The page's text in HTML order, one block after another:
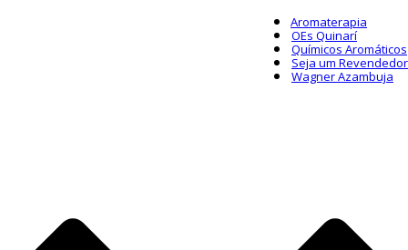
Aromaterapia
OEs Quinarí
Químicos Aromáticos
Seja um Revendedor
Wagner Azambuja